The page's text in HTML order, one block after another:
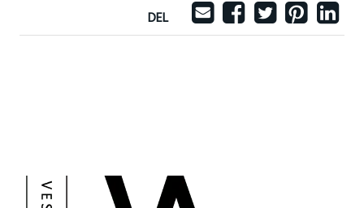
DEL